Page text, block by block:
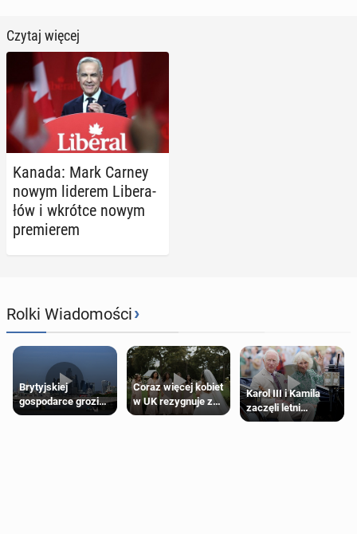
Czytaj więcej
Kanada: Mark Carney
nowym liderem Li­be­ra­
łów i wkrótce nowym
pre­mie­rem
Rolki Wiadomości›
Brytyjskiej
gospodarce grozi
recesja, jeśli
Coraz więcej kobiet
w UK rezygnuje z
roli druhny na
Karol III i Kamila
zaczęli letni
odpoczynek po